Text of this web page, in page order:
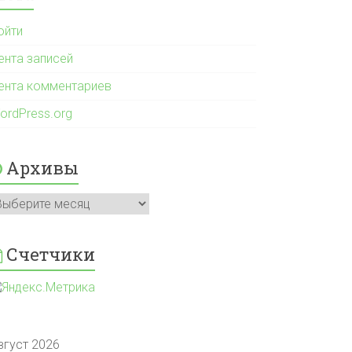
записей
комментариев
Архивы
Счетчики
2026